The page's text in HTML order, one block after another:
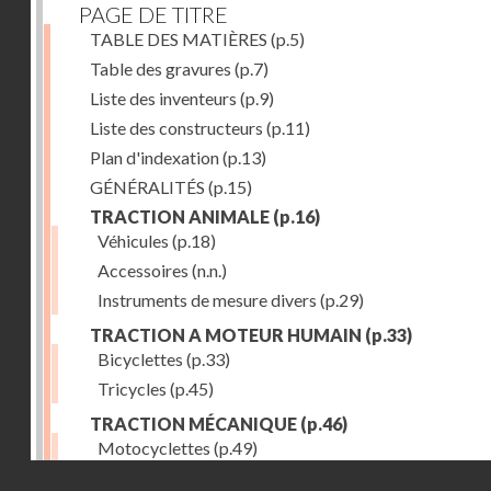
PAGE DE TITRE
TABLE DES MATIÈRES (p.5)
Table des gravures (p.7)
Liste des inventeurs (p.9)
Liste des constructeurs (p.11)
Plan d'indexation(p.13)
GÉNÉRALITÉS (p.15)
TRACTION ANIMALE (p.16)
Véhicules (p.18)
Accessoires (n.n.)
Instruments de mesure divers (p.29)
TRACTION A MOTEUR HUMAIN (p.33)
Bicyclettes (p.33)
Tricycles (p.45)
TRACTION MÉCANIQUE (p.46)
Motocyclettes (p.49)